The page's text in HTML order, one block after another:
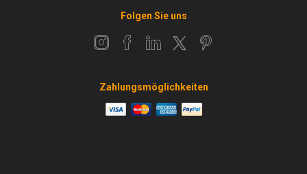
Folgen Sie uns
Zahlungsmöglichkeiten